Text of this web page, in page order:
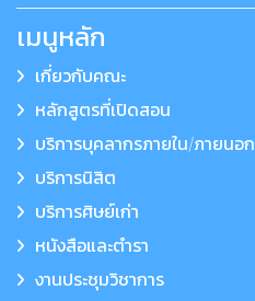
เมนูหลัก
เกี่ยวกับคณะ
หลักสูตรที่เปิดสอน
บริการบุคลากรภายใน/ภายนอก
บริการนิสิต
บริการศิษย์เก่า
หนังสือและตำรา
งานประชุมวิชาการ